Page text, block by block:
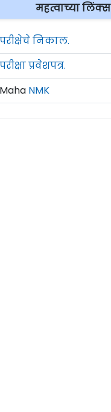
महत्वाच्या लिंक्स
परीक्षेचे निकाल.
परीक्षा प्रवेशपत्र.
Maha NMK